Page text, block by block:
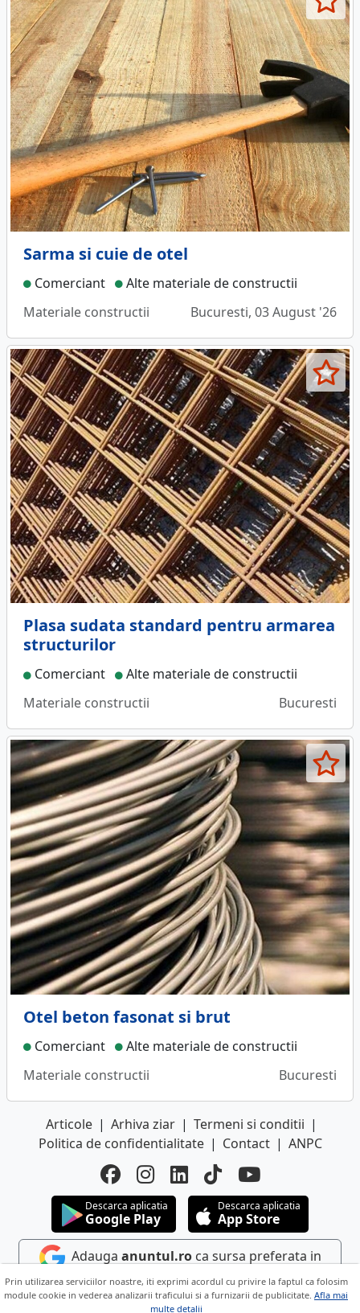
Sarma si cuie de otel
Comerciant
Alte materiale de constructii
Materiale constructii
Bucuresti, 03 August '26
Plasa sudata standard pentru armarea
structurilor
Comerciant
Alte materiale de constructii
Materiale constructii
Bucuresti
Otel beton fasonat si brut
Comerciant
Alte materiale de constructii
Materiale constructii
Bucuresti
Articole | Arhiva ziar | Termeni si conditii |
Politica de confidentialitate | Contact | ANPC
Descarca aplicatia
Google Play
Descarca aplicatia
App Store
Adauga anuntul.roca sursa preferata in
Google
Prin utilizarea serviciilor noastre, iti exprimi acordul cu privire la faptul ca folosim
module cookie in vederea analizarii traficului si a furnizarii de publicitate. Afla mai
multe detalii